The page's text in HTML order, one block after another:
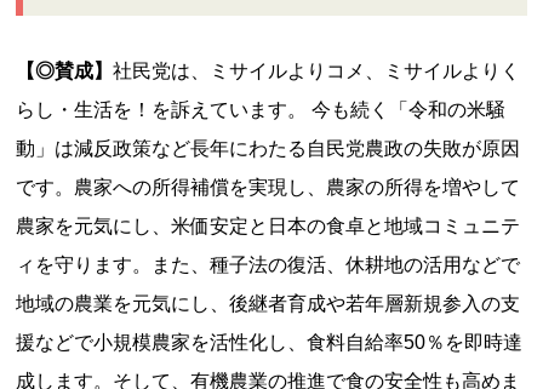
【◎賛成】社民党は、ミサイルよりコメ、ミサイルよりく
らし・生活を！を訴えています。 今も続く「令和の米騒
動」は減反政策など長年にわたる自民党農政の失敗が原因
です。農家への所得補償を実現し、農家の所得を増やして
農家を元気にし、米価安定と日本の食卓と地域コミュニテ
ィを守ります。また、種子法の復活、休耕地の活用などで
地域の農業を元気にし、後継者育成や若年層新規参入の支
援などで小規模農家を活性化し、食料自給率50％を即時達
成します。そして、有機農業の推進で食の安全性も高めま